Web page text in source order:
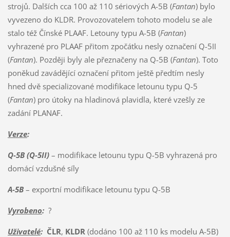
strojů. Dalších cca 100 až 110 sériových A-5B (Fantan) bylo
vyvezeno do KLDR. Provozovatelem tohoto modelu se ale
stalo též Čínské PLAAF. Letouny typu A-5B (Fantan)
vyhrazené pro PLAAF přitom zpočátku nesly označení Q-5II
(Fantan). Později byly ale přeznačeny na Q-5B (Fantan). Toto
poněkud zavádějící označení přitom ještě předtím nesly
hned dvě specializované modifikace letounu typu Q-5
(Fantan) pro útoky na hladinová plavidla, které vzešly ze
zadání PLANAF.
Verze:
Q-5B (Q-5II)– modifikace letounu typu Q-5B vyhrazená pro
domácí vzdušné síly
A-5B– exportní modifikace letounu typu Q-5B
Vyrobeno:?
Uživatelé: ČLR, KLDR (dodáno 100 až 110 ks modelu A-5B)